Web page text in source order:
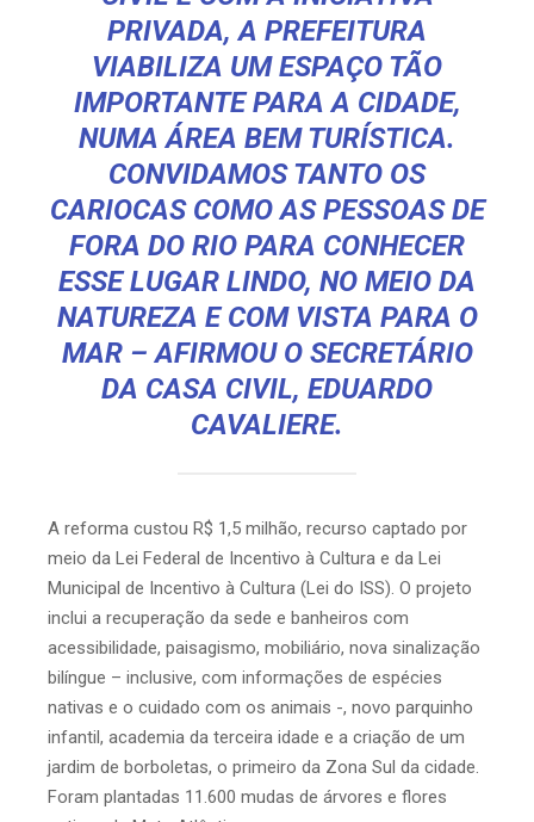
PRIVADA, A PREFEITURA
VIABILIZA UM ESPAÇO TÃO
IMPORTANTE PARA A CIDADE,
NUMA ÁREA BEM TURÍSTICA.
CONVIDAMOS TANTO OS
CARIOCAS COMO AS PESSOAS DE
FORA DO RIO PARA CONHECER
ESSE LUGAR LINDO, NO MEIO DA
NATUREZA E COM VISTA PARA O
MAR – AFIRMOU O SECRETÁRIO
DA CASA CIVIL, EDUARDO
CAVALIERE.
A reforma custou R$ 1,5 milhão, recurso captado por
meio da Lei Federal de Incentivo à Cultura e da Lei
Municipal de Incentivo à Cultura (Lei do ISS). O projeto
inclui a recuperação da sede e banheiros com
acessibilidade, paisagismo, mobiliário, nova sinalização
bilíngue – inclusive, com informações de espécies
nativas e o cuidado com os animais -, novo parquinho
infantil, academia da terceira idade e a criação de um
jardim de borboletas, o primeiro da Zona Sul da cidade.
Foram plantadas 11.600 mudas de árvores e flores